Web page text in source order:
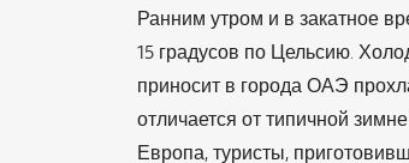
Ранним утром и в закатное
15 градусов по Цельсию.
приносит в города ОАЭ
отличается от типичной
Европа, туристы,